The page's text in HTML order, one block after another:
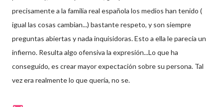
precisamente a la familia real española los medios han tenido (
igual las cosas cambian...) bastante respeto, y son siempre
preguntas abiertas y nada inquisidoras. Esto a ella leparecía un
infierno. Resulta algo ofensiva la expresión...Lo que ha
conseguido, es crear mayor expectación sobre su persona. Tal
vez era realmente lo que quería, no se.